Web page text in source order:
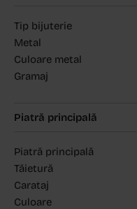
Tip bijuterie
Metal
Culoare metal
Gramaj
Piatră principală
Piatră principală
Tăietură
Carataj
Culoare